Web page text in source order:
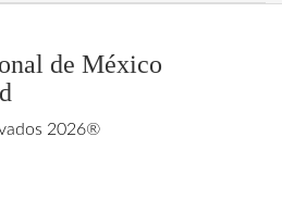
de México
2026®